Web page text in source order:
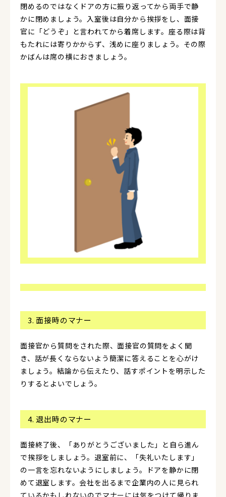
閉めるのではなくドアの方に振り返ってから両手で静
かに閉めましょう。入室後は自分から挨拶をし、面接
官に「どうぞ」と言われてから着席します。座る際は背
もたれには寄りかからず、浅めに座りましょう。その際
かばんは席の横におきましょう。
3. 面接時のマナー
面接官から質問をされた際、面接官の質問をよく聞
き、話が長くならないよう簡潔に答えることを心がけ
ましょう。結論から伝えたり、話すポイントを明示した
りするとよいでしょう。
4. 退出時のマナー
面接終了後、「ありがとうございました」と自ら進ん
で挨拶をしましょう。退室前に、「失礼いたします」
の一言を忘れないようにしましょう。ドアを静かに閉
めて退室します。会社を出るまで企業内の人に見られ
ているかもしれないのでマナーには気をつけて帰りま